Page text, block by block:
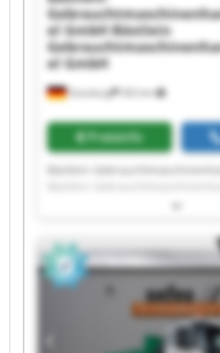
Günzburg 302 km
el GmbHBästlein
el GmbH
Preisinfo
Bästlein
Bästlein
Bästlein
Bästlein
Bästlein
Bästlein
Bästlein
Bästlein
Bästlein